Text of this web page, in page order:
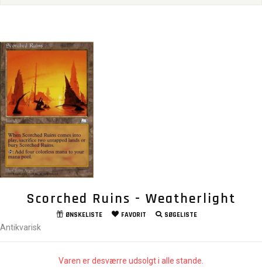
Scorched Ruins - Weatherlight
ØNSKELISTE FAVORIT SØGELISTE
Antikvarisk
Varen er desværre udsolgt i alle stande.